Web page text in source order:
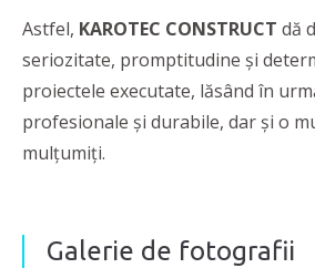
Astfel, KAROTEC CONSTRUCT dă
seriozitate, promptitudine şi
proiectele executate, lăsând în
profesionale şi durabile, dar şi o
mulţumiţi.
Galerie de fotografii